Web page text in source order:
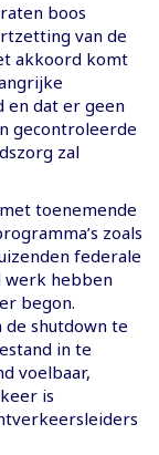
boos
van de
akkoord komt
en dat er geen
gecontroleerde
zal
toenemende
zoals
federale
werk hebben
begon.
shutdown te
in te
voelbaar,
is